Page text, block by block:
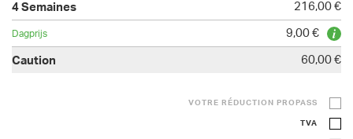
216,00 €
9,00 €
60,00 €
VOTRE RÉDUCTION PROPASS
TVA